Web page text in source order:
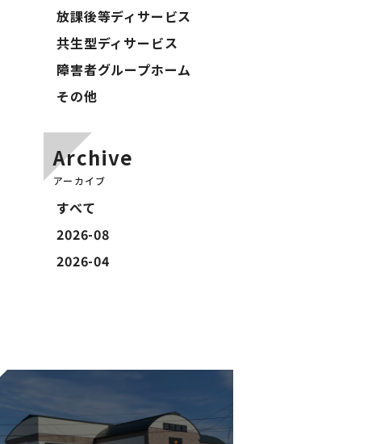
放課後等ディサービス
共生型ディサービス
障害者グループホーム
その他
Archive
アーカイブ
すべて
2026-08
2026-04